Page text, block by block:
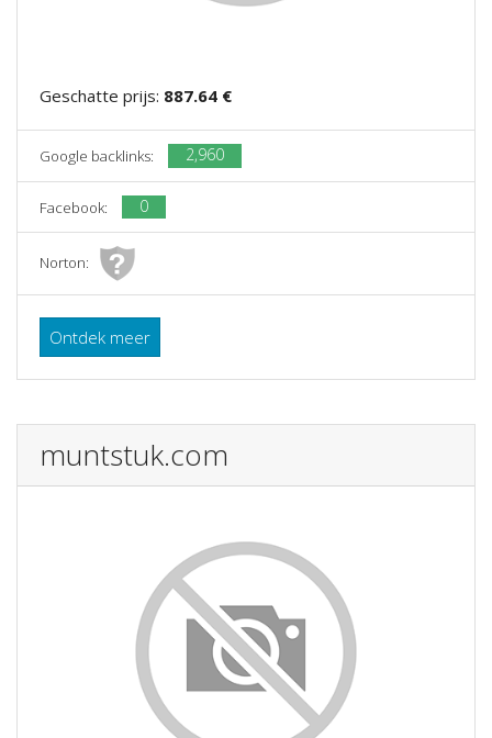
Geschatte prijs: 887.64 €
Google backlinks: 2,960
Facebook: 0
Norton:
Ontdek meer
muntstuk.com